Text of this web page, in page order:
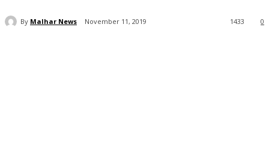
By Malhar News November 11, 2019 0
1433